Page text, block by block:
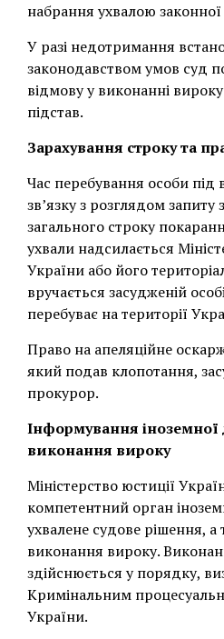
набрання ухвалою
У разі недотримання
законодавством умов суд
відмову у виконанні
підстав.
Зарахування строку та
Час перебування особи під
зв’язку з розглядом запиту
загального строку
ухвали надсилається
України або його
вручається засудженій
перебуває на території
Право на апеляційне
який подав клопотання,
прокурор.
Інформування
виконання вироку
Міністерство юстиції
компетентний орган
ухвалене судове рішення,
виконання вироку.
здійснюється у порядку,
Кримінальним
України.